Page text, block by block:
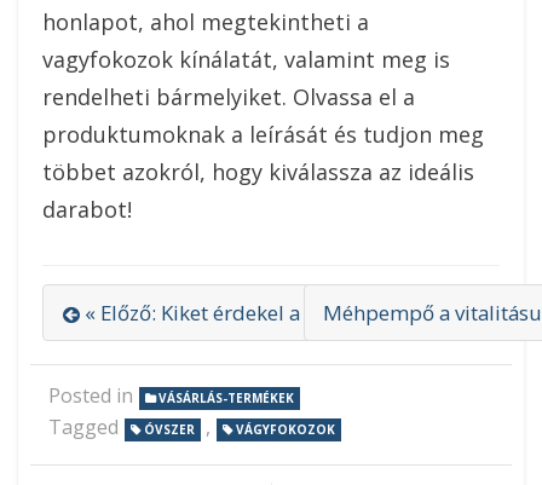
honlapot, ahol megtekintheti a
vagyfokozok kínálatát, valamint meg is
rendelheti bármelyiket. Olvassa el a
produktumoknak a leírását és tudjon meg
többet azokról, hogy kiválassza az ideális
darabot!
« Előző: Kiket érdekel a használtautó
Méhpempő a
Posted in VÁSÁRLÁS-TERMÉKEK
Tagged ÓVSZER , VÁGYFOKOZOK